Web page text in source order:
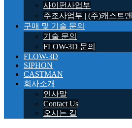
사이펀사업부
주조사업부 | (주)캐스트맨
구매 및 기술 문의
기술 문의
FLOW-3D 문의
FLOW-3D
SIPHON
CASTMAN
회사소개
인사말
Contact Us
오시는 길